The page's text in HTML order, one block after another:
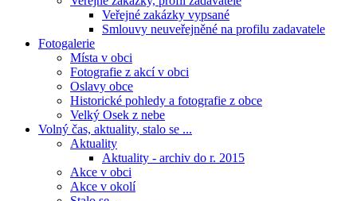
Veřejné zakázky vypsané
Smlouvy neuveřejněné na profilu zadavatele
Fotogalerie
Místa v obci
Fotografie z akcí v obci
Oslavy obce
Historické pohledy a fotografie z obce
Velký Osek z nebe
Volný čas, aktuality, stalo se ...
Aktuality
Aktuality - archiv do r. 2015
Akce v obci
Akce v okolí